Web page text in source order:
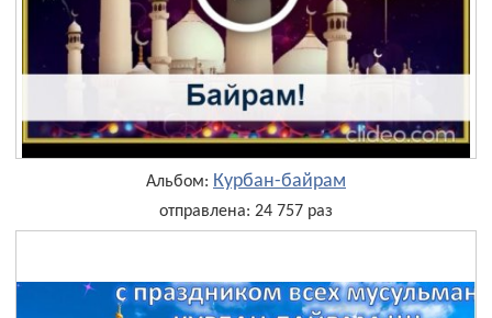
Альбом: Курбан-байрам
отправлена: 24 757 раз